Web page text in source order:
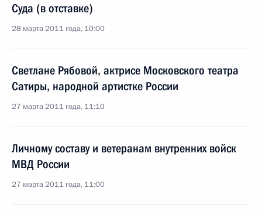
Суда (в отставке)
28 марта 2011 года, 10:00
Светлане Рябовой, актрисе Московского театра
Сатиры, народной артистке России
27 марта 2011 года, 11:10
Личному составу и ветеранам внутренних войск
МВД России
27 марта 2011 года, 11:00